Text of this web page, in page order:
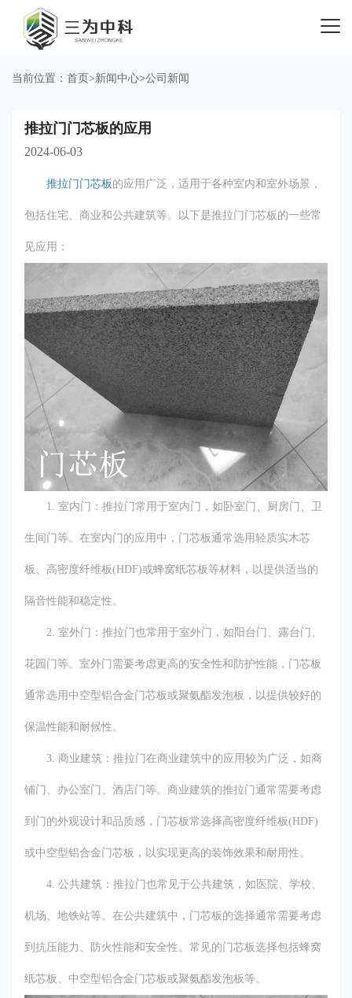
当前位置： 首页 >新闻中心>公司新闻
推拉门门芯板的应用
2024-06-03
推拉门门芯板 的应用广泛，适用于各种室内和室外场景，
包括住宅、商业和公共建筑等。以下是推拉门门芯板的一些常
见应用：
1. 室内门：推拉门常用于室内门，如卧室门、厨房门、卫
生间门等。在室内门的应用中，门芯板通常选用轻质实木芯
板、高密度纤维板(HDF)或蜂窝纸芯板等材料，以提供适当的
隔音性能和稳定性。
2. 室外门：推拉门也常用于室外门，如阳台门、露台门、
花园门等。室外门需要考虑更高的安全性和防护性能，门芯板
通常选用中空型铝合金门芯板或聚氨酯发泡板，以提供较好的
保温性能和耐候性。
3. 商业建筑：推拉门在商业建筑中的应用较为广泛，如商
铺门、办公室门、酒店门等。商业建筑的推拉门通常需要考虑
到门的外观设计和品质感，门芯板常选择高密度纤维板(HDF)
或中空型铝合金门芯板，以实现更高的装饰效果和耐用性。
4. 公共建筑：推拉门也常见于公共建筑，如医院、学校、
机场、地铁站等。在公共建筑中，门芯板的选择通常需要考虑
到抗压能力、防火性能和安全性。常见的门芯板选择包括蜂窝
纸芯板、中空型铝合金门芯板或聚氨酯发泡板等。